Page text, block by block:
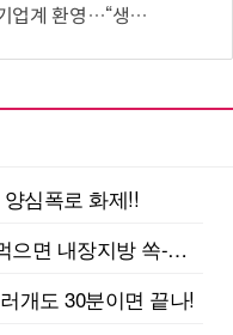
생태계 성장 기반 확충”